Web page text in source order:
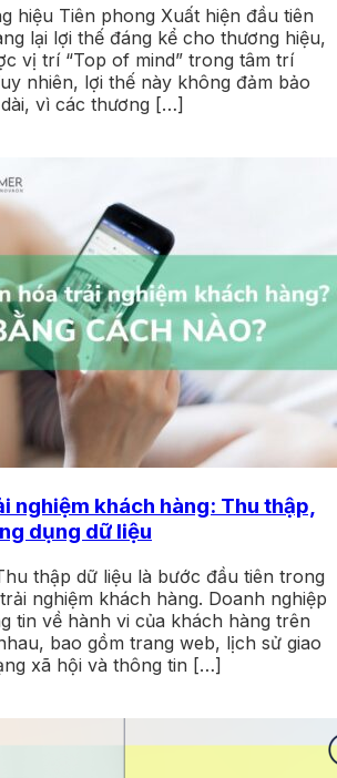
hiệu Tiên phong Xuất hiện đầu tiên
lại lợi thế đáng kể cho thương hiệu,
vị trí “Top of mind” trong tâm trí
nhiên, lợi thế này không đảm bảo
vì các thương […]
nghiệm khách hàng: Thu thập,
dụng dữ liệu
thập dữ liệu là bước đầu tiên trong
nghiệm khách hàng. Doanh nghiệp
tin về hành vi của khách hàng trên
bao gồm trang web, lịch sử giao
xã hội và thông tin […]